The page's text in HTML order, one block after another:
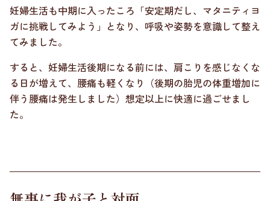
妊婦生活も中期に入ったころ「安定期だし、マタニティヨ
ガに挑戦してみよう」となり、呼吸や姿勢を意識して整え
てみました。
すると、妊婦生活後期になる前には、肩こりを感じなくな
る日が増えて、腰痛も軽くなり（後期の胎児の体重増加に
伴う腰痛は発生しました）想定以上に快適に過ごせまし
た。